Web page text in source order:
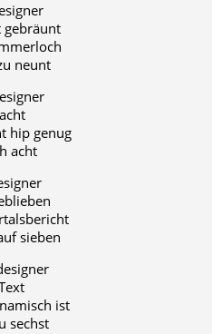
neunt
hip genug
acht
sieben
ist
sechst